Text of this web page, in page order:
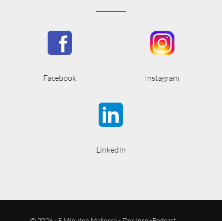
Facebook Instagram
LinkedIn